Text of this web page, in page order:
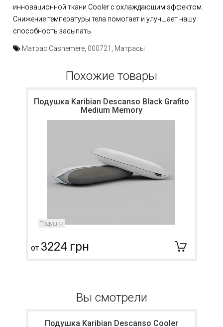
инновационной ткани Cooler с охлаждающим эффектом.
Снижение температуры тела помогает и улучшает нашу
способность засыпать.
Матрас Cashemere, 000721 , Матрасы
Похожие товары
Подушка Karibian Descanso Black Grafito
Medium Memory
Подушки
от 3224 грн
Вы смотрели
Подушка Karibian Descanso Cooler